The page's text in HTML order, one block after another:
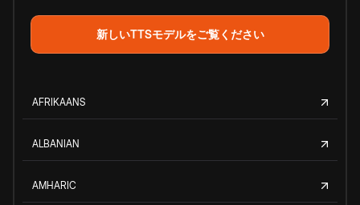
新しいTTSモデルをご覧ください
AFRIKAANS
ALBANIAN
AMHARIC